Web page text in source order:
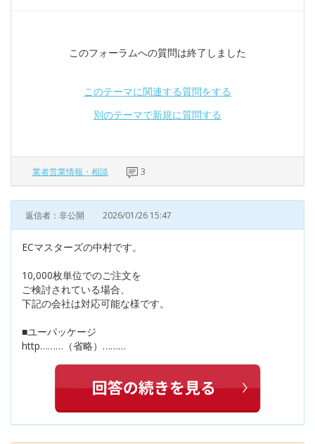
このフォーラムへの質問は終了しました
このテーマに関連する質問をする
別のテーマで新規に質問する
業者営業情報・相談 3
返信者：非公開 2026/01/26 15:47
ECマスターズの中村です。
10,000枚単位でのご注文を
ご検討されている場合、
下記の会社は対応可能な様です。
■ユーパッケージ
http………（省略）………